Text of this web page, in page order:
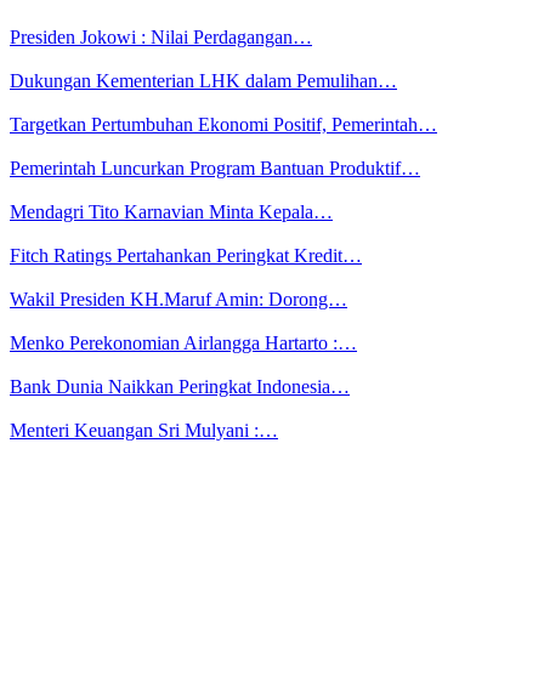
Presiden Jokowi : Nilai Perdagangan…
Dukungan Kementerian LHK dalam Pemulihan…
Targetkan Pertumbuhan Ekonomi Positif, Pemerintah…
Pemerintah Luncurkan Program Bantuan Produktif…
Mendagri Tito Karnavian Minta Kepala…
Fitch Ratings Pertahankan Peringkat Kredit…
Wakil Presiden KH.Maruf Amin: Dorong…
Menko Perekonomian Airlangga Hartarto :…
Bank Dunia Naikkan Peringkat Indonesia…
Menteri Keuangan Sri Mulyani :…